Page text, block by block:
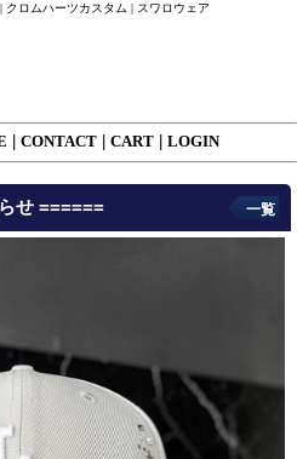
クロムハーツカスタム | スワロウェア
CONTACT CART LOGIN
せ ====== 一覧